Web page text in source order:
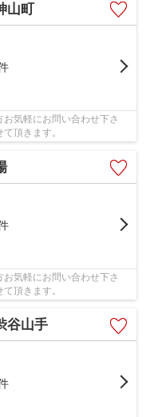
山町
気軽にお問い合わせ下さ
頂きます。
気軽にお問い合わせ下さ
頂きます。
谷山手